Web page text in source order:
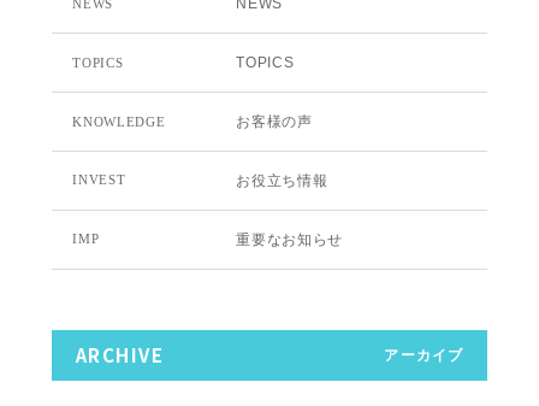
NEWS NEWS
TOPICS TOPICS
KNOWLEDGE お客様の声
INVEST お役立ち情報
IMP 重要なお知らせ
ARCHIVE アーカイブ